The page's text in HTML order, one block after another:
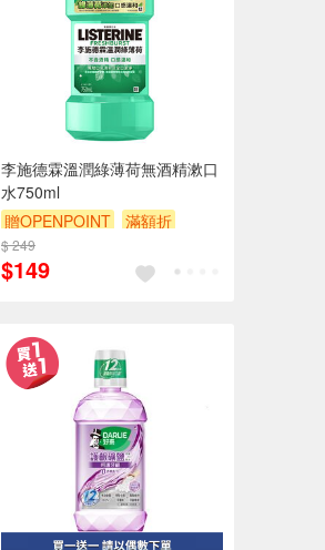
李施德霖溫潤綠薄荷無酒精漱口
水750ml
贈OPENPOINT
滿額折
贈$200
$ 249
$149